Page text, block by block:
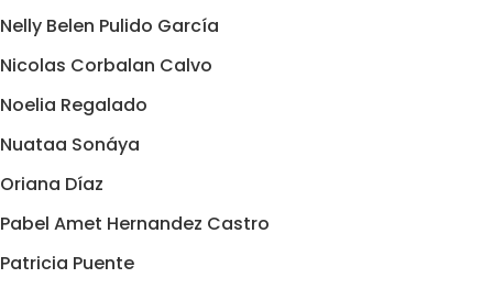
Nelly Belen Pulido García
Nicolas Corbalan Calvo
Noelia Regalado
Nuataa Sonáya
Oriana Díaz
Pabel Amet Hernandez Castro
Patricia Puente